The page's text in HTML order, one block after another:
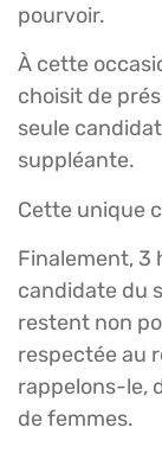
pourvoir.
À cette
choisit de
seule
suppléante.
Cette unique
Finalement, 3
candidate du
restent non
respectée au
rappelons-le,
de femmes.